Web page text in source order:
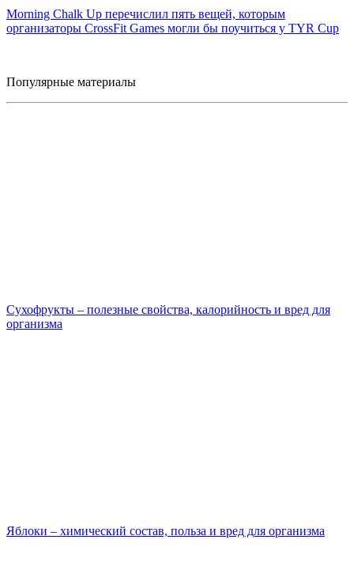
Morning Chalk Up перечислил пять вещей, которым
организаторы CrossFit Games могли бы поучиться у TYR Cup
Популярные материалы
Сухофрукты – полезные свойства, калорийность и вред для
организма
Яблоки – химический состав, польза и вред для организма